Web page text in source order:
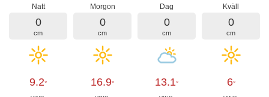
Natt
0
cm
9.2°
Morgon
0
cm
16.9°
Dag
0
cm
13.1°
Kväll
0
cm
6°